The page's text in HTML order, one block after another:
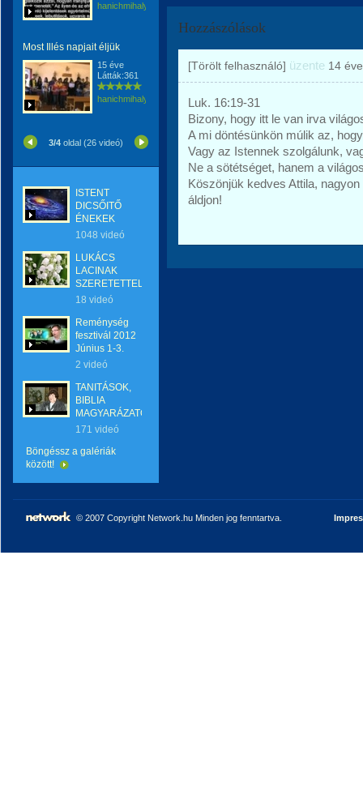
hanichmihalyattila
Most Illés napjait éljük
15 éve
Látták:361
hanichmihalyattila
3/4 oldal (26 videó)
ISTENT
DICSŐITŐ
ÉNEKEK
1048 videó
LUKÁCS
LACINAK
SZERETETTEL
18 videó
Reménység
fesztivál 2012
Június 1-3.
2 videó
TANITÁSOK,
BIBLIA
MAGYARÁZATOK
171 videó
Böngéssz a galériák
között!
Hozzászólások
[Törölt felhasználó] üzente 14 éve
Luk. 16:19-31
Bizony, hogy itt le van irva
A mi döntésünkön múlik az,
Vagy az Istennek szolgálunk,
Ne a sötétséget, hanem a
Köszönjük kedves Attila,
áldjon!
© 2007 Copyright Network.hu Minden jog fenntartva.